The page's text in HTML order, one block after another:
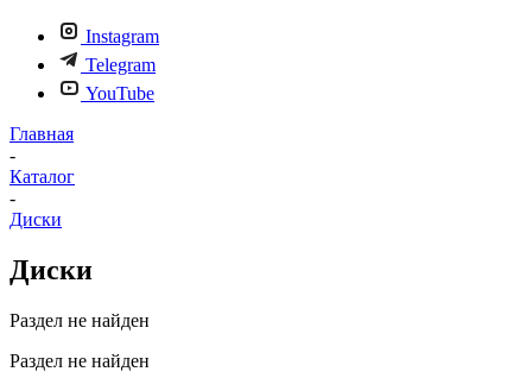
Instagram
Telegram
YouTube
Главная
-
Каталог
-
Диски
Диски
Раздел не найден
Раздел не найден